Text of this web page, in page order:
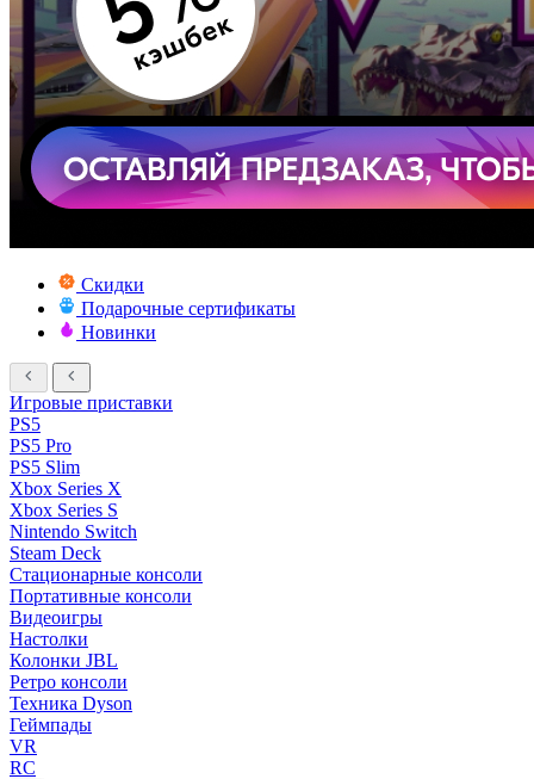
Скидки
Подарочные сертификаты
Новинки
Игровые приставки
PS5
PS5 Pro
PS5 Slim
Xbox Series X
Xbox Series S
Nintendo Switch
Steam Deck
Стационарные консоли
Портативные консоли
Видеоигры
Настолки
Колонки JBL
Ретро консоли
Техника Dyson
Геймпады
VR
RC